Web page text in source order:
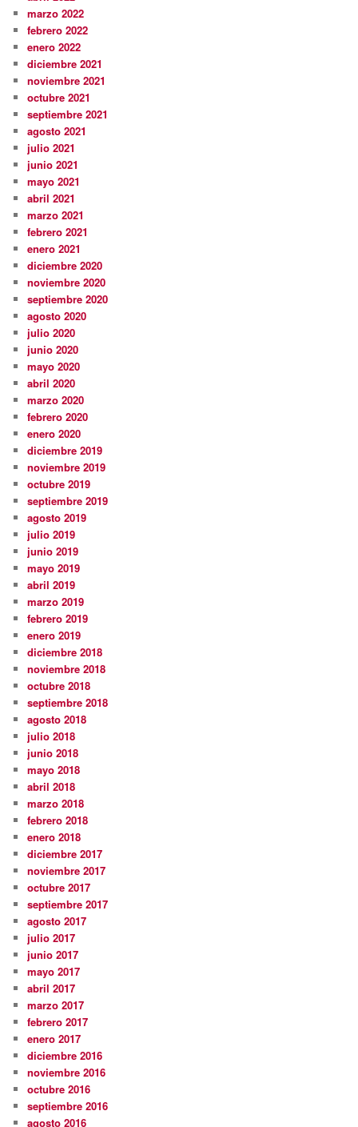
marzo 2022
febrero 2022
enero 2022
diciembre 2021
noviembre 2021
octubre 2021
septiembre 2021
agosto 2021
julio 2021
junio 2021
mayo 2021
abril 2021
marzo 2021
febrero 2021
enero 2021
diciembre 2020
noviembre 2020
septiembre 2020
agosto 2020
julio 2020
junio 2020
mayo 2020
abril 2020
marzo 2020
febrero 2020
enero 2020
diciembre 2019
noviembre 2019
octubre 2019
septiembre 2019
agosto 2019
julio 2019
junio 2019
mayo 2019
abril 2019
marzo 2019
febrero 2019
enero 2019
diciembre 2018
noviembre 2018
octubre 2018
septiembre 2018
agosto 2018
julio 2018
junio 2018
mayo 2018
abril 2018
marzo 2018
febrero 2018
enero 2018
diciembre 2017
noviembre 2017
octubre 2017
septiembre 2017
agosto 2017
julio 2017
junio 2017
mayo 2017
abril 2017
marzo 2017
febrero 2017
enero 2017
diciembre 2016
noviembre 2016
octubre 2016
septiembre 2016
agosto 2016